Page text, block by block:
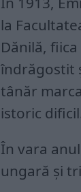
la
Dănilă,
îndrăgostit
tânăr
istoric
În vara
ungară și